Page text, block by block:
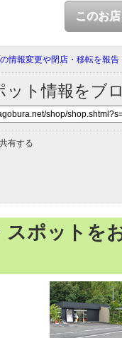
このお
情報変更や閉店・移転を報告
ット情報をブ
有する
スポットを